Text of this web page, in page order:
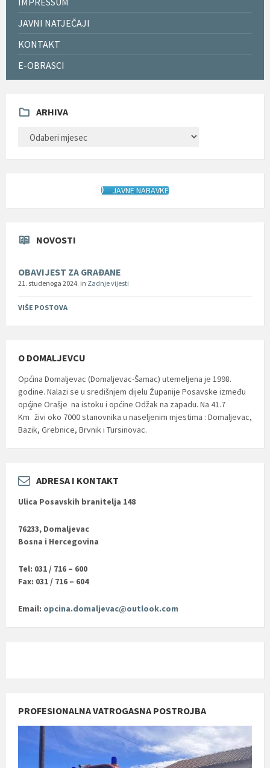
JAVNI NATJEČAJI
KONTAKT
E-OBRASCI
ARHIVA
JAVNE NABAVKE
NOVOSTI
OBAVIJEST ZA GRAĐANE
21. studenoga 2024. in Zadnje vijesti
VIŠE POSTOVA
O DOMALJEVCU
Općina Domaljevac (Domaljevac-Šamac) utemeljena je 1998.
godine. Nalazi se u središnjem dijelu Županije Posavske između
općine Orašje na istoku i općine Odžak na zapadu. Na 41.7
Km
2
živi oko 7000 stanovnika u naseljenim mjestima : Domaljevac,
Bazik, Grebnice, Brvnik i Tursinovac.
ADRESA I KONTAKT
Ulica Posavskih branitelja 148
76233, Domaljevac
Bosna i Hercegovina
Tel: 031 / 716 – 600
Fax: 031 / 716 – 604
Email: opcina.domaljevac@outlook.com
PROFESIONALNA VATROGASNA POSTROJBA